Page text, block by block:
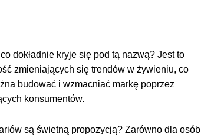
dokładnie kryje się pod tą nazwą? Jest to
zmieniających się trendów w żywieniu, co
budować i wzmacniać markę poprzez
konsumentów.
są świetną propozycją? Zarówno dla osób